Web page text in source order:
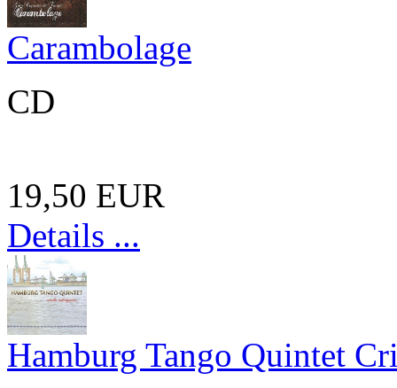
Carambolage
CD
19,50 EUR
Details ...
Hamburg Tango Quintet